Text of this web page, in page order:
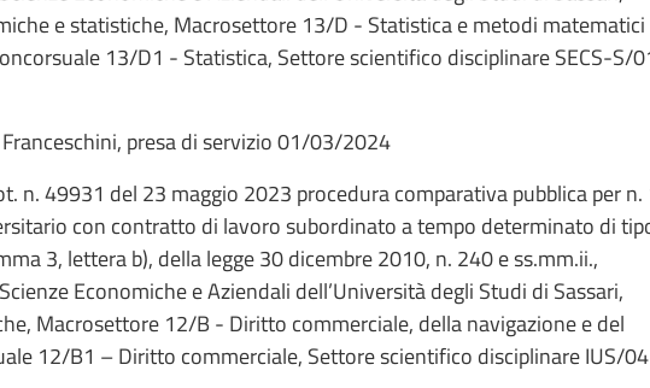
e statistiche, Macrosettore 13/D - Statistica e metodi matematici
13/D1 - Statistica, Settore scientifico disciplinare SECS-S/
presa di servizio 01/03/2024
n. 49931 del 23 maggio 2023 procedura comparativa pubblica per n.
con contratto di lavoro subordinato a tempo determinato di
3, lettera b), della legge 30 dicembre 2010, n. 240 e ss.mm.ii.,
Economiche e Aziendali dell’Università degli Studi di Sassari,
Macrosettore 12/B - Diritto commerciale, della navigazione e del
12/B1 – Diritto commerciale, Settore scientifico disciplinare IUS/04